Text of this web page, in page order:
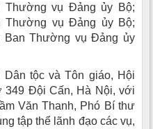
Thường vụ Đảng ủy Bộ;
Thường vụ Đảng ủy Bộ;
Ban Thường vụ Đảng ủy
tộc và Tôn giáo, Hội
349 Đội Cấn, Hà Nội, với
Văn Thanh, Phó Bí thư
tập thể lãnh đạo các vụ,